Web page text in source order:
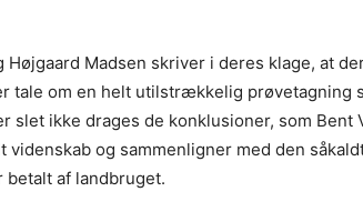
Højgaard Madsen skriver i deres klage, at
tale om en helt utilstrækkelig prøvetagning
slet ikke drages de konklusioner, som Bent
og sammenligner med den
betalt af landbruget.